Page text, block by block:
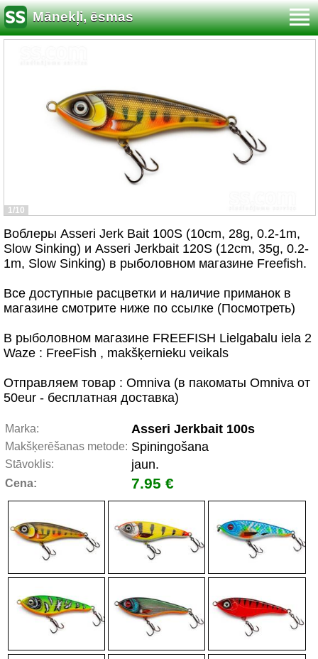
Mānekļi, ēsmas
1/10
Воблеры Asseri Jerk Bait 100S (10cm, 28g, 0.2-1m,
Slow Sinking) и Asseri Jerkbait 120S (12cm, 35g, 0.2-
1m, Slow Sinking) в рыболовном магазине Freefish.
Все доступные расцветки и наличие приманок в
магазине смотрите ниже по ссылке (Посмотреть)
В рыболовном магазине FREEFISH Lielgabalu iela 2
Waze : FreeFish , makšķernieku veikals
Отправляем товар : Omniva (в пакоматы Omniva от
50eur - бесплатная доставка)
Marka: Asseri Jerkbait 100s
Makšķerēšanas metode: Spiningošana
Stāvoklis: jaun.
Cena: 7.95 €